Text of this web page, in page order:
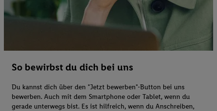
So bewirbst du dich bei uns
Du kannst dich über den "Jetzt bewerben"-Button bei uns
bewerben. Auch mit dem Smartphone oder Tablet, wenn du
gerade unterwegs bist. Es ist hilfreich, wenn du Anschreiben,